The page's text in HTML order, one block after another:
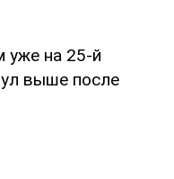
уже на 25-й
выше после